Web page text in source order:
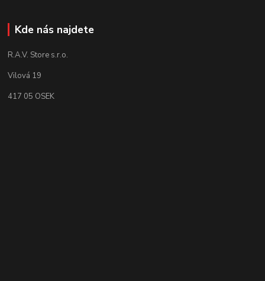
Kde nás najdete
R.A.V. Store s.r.o.
Vilová 19
417 05 OSEK